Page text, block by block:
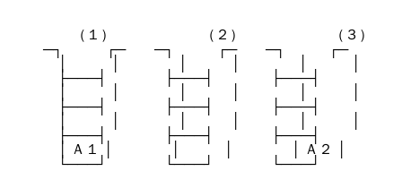
（１）　　　　　　（２）　　　　　　（３）
─┐　　　┌─　　─┐　　　┌─　　─┐　　　┌─
│　　　│　　　　│　　　│　　　　│　　　│
├───┤　　　　├───┤　　　　├───┤
│　　　│　　　　│　　　│　　　　│　　　│
├───┤　　　　├───┤　　　　├───┤
│　　　│　　　　│　　　│　　　　│　　　│
├───┤　　　　├───┤　　　　├───┤
│ Ａ１ │　　　　│　　　│　　　　│ Ａ２ │